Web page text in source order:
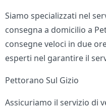
Siamo specializzati nel
consegna a domicilio a
consegne veloci in due
esperti nel garantire il
Pettorano Sul Gizio
Assicuriamo il servizio di